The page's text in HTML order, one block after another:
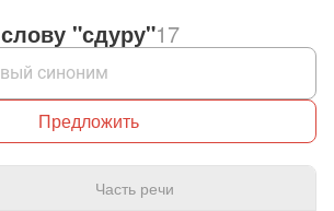
"сдуру"17
Предложить
Часть речи